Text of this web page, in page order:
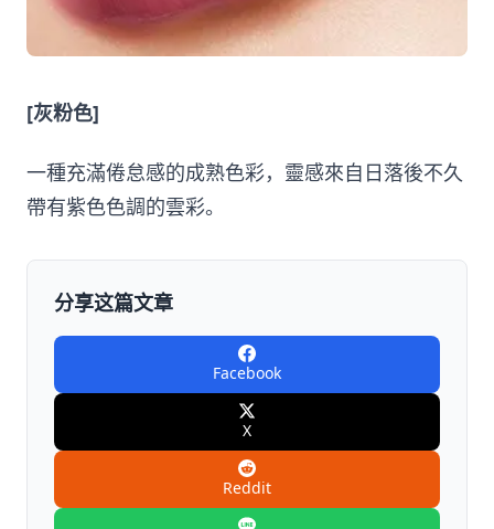
[灰粉色]
一種充滿倦怠感的成熟色彩，靈感來自日落後不久
帶有紫色色調的雲彩。
分享这篇文章
Facebook
X
Reddit